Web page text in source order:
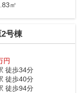
㎡
号棟
円
徒歩34分
徒歩40分
徒歩94分